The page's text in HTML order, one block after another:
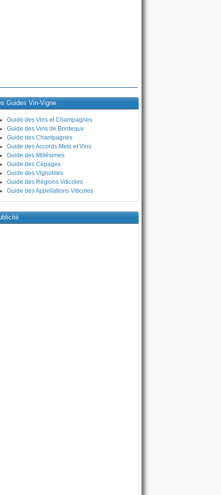
Guides Vin-Vigne
Guide des Vins et Champagnes
Guide des Vins de Bordeaux
Guide des Champagnes
Guide des Accords Mets et Vins
Guide des Millésimes
Guide des Cépages
Guide des Vignobles
Guide des Régions Viticoles
Guide des Appellations Viticoles